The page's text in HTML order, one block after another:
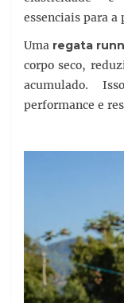
essenciais para
Uma regata
corpo seco,
acumulado.
performance e